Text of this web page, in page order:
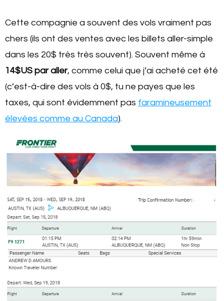
Cette compagnie a souvent des vols vraiment pas
chers (ils ont des ventes avec les billets aller-simple
dans les 20$ très très souvent). Souvent même à
14$US par aller, comme celui que j’ai acheté cet été
(c’est-à-dire des vols à 0$, tu ne payes que les
taxes, qui sont évidemment pas faramineusement
élevées comme au Canada).